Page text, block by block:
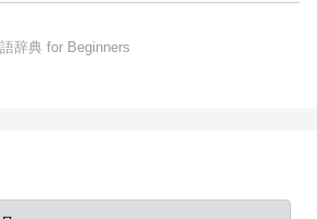
辞典 for Beginners